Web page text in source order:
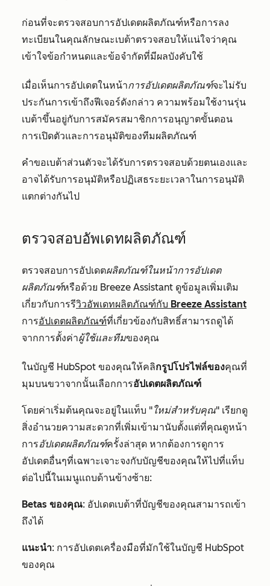
ก่อนที่จะตรวจสอบการอัปเดตผลิตภัณฑ์หรือการลง
ทะเบียนในคุณลักษณะเบต้าตรวจสอบให้แน่ใจว่าคุณ
เข้าใจข้อกำหนดและข้อจำกัดที่มีผลบังคับใช้
เมื่อเห็นการอัปเดตในหน้าการอัปเดตผลิตภัณฑ์จะไม่รับ
ประกันการเข้าถึงฟีเจอร์ดังกล่าว ความพร้อมใช้งานรุ่น
เบต้าขึ้นอยู่กับการสมัครสมาชิกการอนุญาตขั้นตอน
การเปิดตัวและการอนุมัติของทีมผลิตภัณฑ์
คำขอเบต้าส่วนตัวจะได้รับการตรวจสอบด้วยตนเองและ
อาจได้รับการอนุมัติหรือปฏิเสธระยะเวลาในการอนุมัติ
แตกต่างกันไป
ตรวจสอบอัพเดทผลิตภัณฑ์
ตรวจสอบการอัปเดตผลิตภัณฑ์ในหน้าการอัปเดต
ผลิตภัณฑ์หรือด้วย Breeze Assistant ดูข้อมูลเพิ่มเติม
เกี่ยวกับการรีวิวอัพเดทผลิตภัณฑ์กับ Breeze Assistant
การอัปเดตผลิตภัณฑ์ที่เกี่ยวข้องกับสิทธิ์สามารถดูได้
จากการตั้งค่าผู้ใช้และทีมของคุณ
ในบัญชี HubSpot ของคุณให้คลิกรูปโปรไฟล์ของคุณที่
มุมบนขวาจากนั้นเลือกการอัปเดตผลิตภัณฑ์
โดยค่าเริ่มต้นคุณจะอยู่ในแท็บ "ใหม่สำหรับคุณ" เรียกดู
สิ่งอำนวยความสะดวกที่เพิ่มเข้ามานับตั้งแต่ที่คุณดูหน้า
การอัปเดตผลิตภัณฑ์ครั้งล่าสุด หากต้องการดูการ
อัปเดตอื่นๆที่เฉพาะเจาะจงกับบัญชีของคุณให้ไปที่แท็บ
ต่อไปนี้ในเมนูแถบด้านข้างซ้าย:
Betas ของคุณ: อัปเดตเบต้าที่บัญชีของคุณสามารถเข้า
ถึงได้
แนะนำ: การอัปเดตเครื่องมือที่มักใช้ในบัญชี HubSpot
ของคุณ